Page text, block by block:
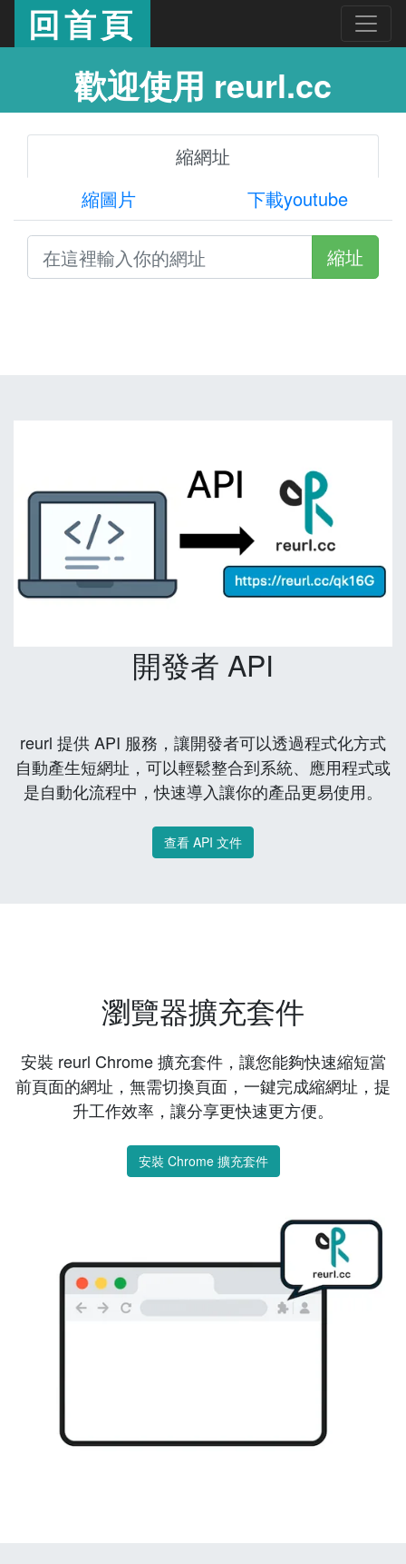
回首頁
歡迎使用 reurl.cc
縮網址
縮圖片
下載youtube
縮址
開發者 API
reurl 提供 API 服務，讓開發者可以透過程式化方式
自動產生短網址，可以輕鬆整合到系統、應用程式或
是自動化流程中，快速導入讓你的產品更易使用。
查看 API 文件
瀏覽器擴充套件
安裝 reurl Chrome 擴充套件，讓您能夠快速縮短當
前頁面的網址，無需切換頁面，一鍵完成縮網址，提
升工作效率，讓分享更快速更方便。
安裝 Chrome 擴充套件